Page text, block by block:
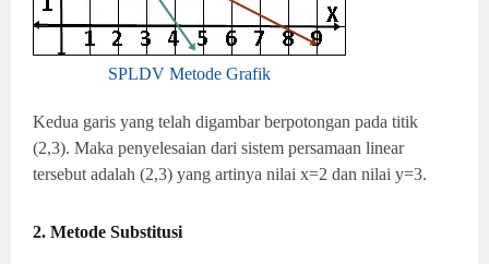
SPLDV Metode Grafik
Kedua garis yang telah digambar berpotongan pada titik
(2,3). Maka penyelesaian dari sistem persamaan linear
tersebut adalah (2,3) yang artinya nilai x=2 dan nilai y=3.
2. Metode Substitusi